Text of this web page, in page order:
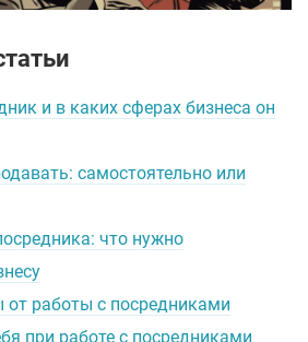
и в каких сферах бизнеса он
самостоятельно или
что нужно
работы с посредниками
при работе с посредниками